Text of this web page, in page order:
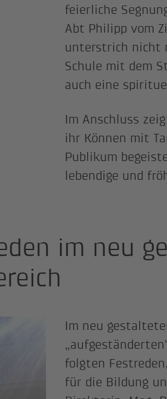
feierliche
Abt Philipp vom
unterstrich nicht
Schule mit dem
auch eine
Im Anschluss
ihr Können mit
Publikum
lebendige und
im neu
Im neu
folgten
für die Bildung